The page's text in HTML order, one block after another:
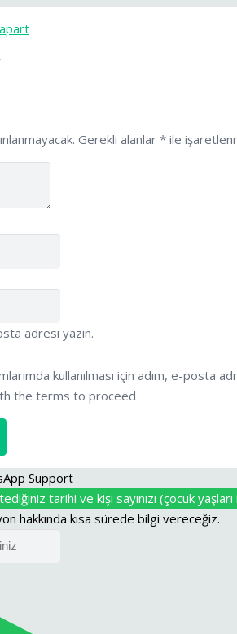
Gerekli alanlar * ile
adresi yazın.
kullanılması için adım, e-posta
the terms to proceed
tarihi ve kişi sayınızı (çocuk yaşları
hakkında kısa sürede bilgi vereceğiz.